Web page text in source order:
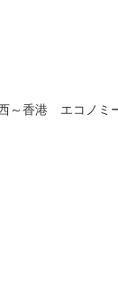
～香港 エコノミ